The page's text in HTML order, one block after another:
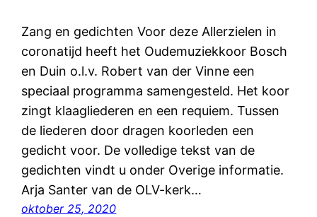
Zang en gedichten Voor deze Allerzielen in
coronatijd heeft het Oudemuziekkoor Bosch
en Duin o.l.v. Robert van der Vinne een
speciaal programma samengesteld. Het koor
zingt klaagliederen en een requiem. Tussen
de liederen door dragen koorleden een
gedicht voor. De volledige tekst van de
gedichten vindt u onder Overige informatie.
Arja Santer van de OLV-kerk…
oktober 25, 2020